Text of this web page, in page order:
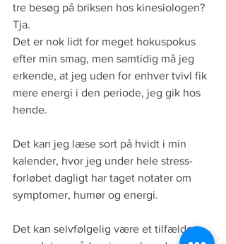
tre besøg på briksen hos kinesiologen?
Tja.
Det er nok lidt for meget hokuspokus
efter min smag, men samtidig må jeg
erkende, at jeg uden for enhver tvivl fik
mere energi i den periode, jeg gik hos
hende.
Det kan jeg læse sort på hvidt i min
kalender, hvor jeg under hele stress-
forløbet dagligt har taget notater om
symptomer, humør og energi.
Det kan selvfølgelig være et tilfælde,